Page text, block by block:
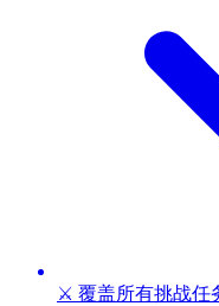
⚔️ 覆盖所有挑战任